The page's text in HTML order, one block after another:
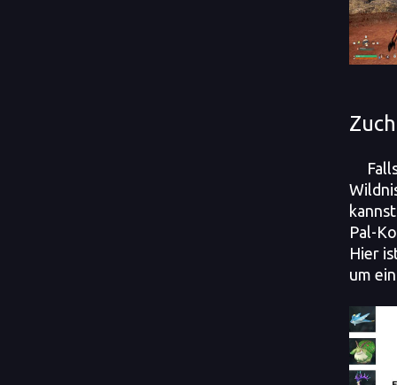
Pal-
Hier
um